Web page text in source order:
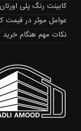
کابینت رنگ پلی
عوامل موثر در قیمت
نکات مهم هنگام خرید